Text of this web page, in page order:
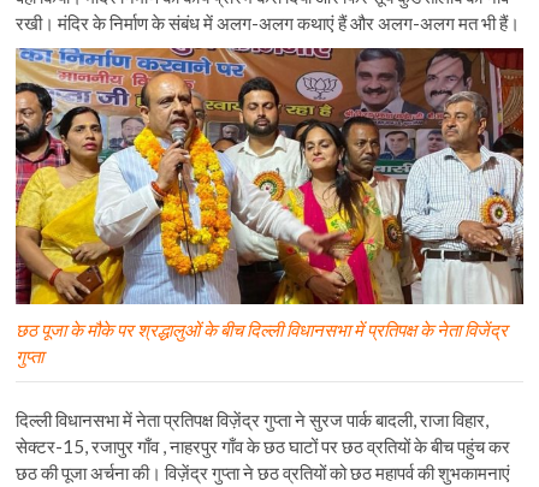
रखी। मंदिर के निर्माण के संबंध में अलग-अलग कथाएं हैं और अलग-अलग मत भी हैं।
छठ पूजा के मौके पर श्रद्धालुओं के बीच दिल्ली विधानसभा में प्रतिपक्ष के नेता विजेंद्र
गुप्ता
दिल्ली विधानसभा में नेता प्रतिपक्ष विज़ेंद्र गुप्ता ने सुरज पार्क बादली, राजा विहार,
सेक्टर-15, रजापुर गाँव , नाहरपुर गाँव के छठ घाटों पर छठ व्रतियों के बीच पहुंच कर
छठ की पूजा अर्चना की। विज़ेंद्र गुप्ता ने छठ व्रतियों को छठ महापर्व की शुभकामनाएं